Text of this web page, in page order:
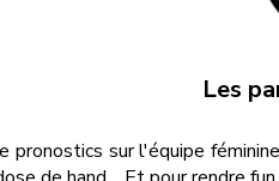
Les
pronostics sur l'équipe